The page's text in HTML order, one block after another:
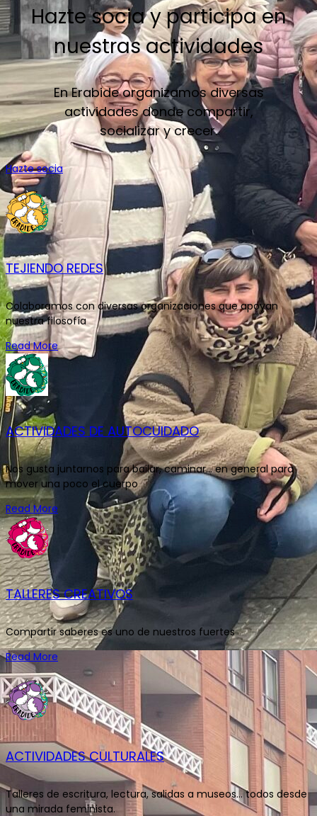
Hazte socia y participa en
nuestras actividades
En Erabide organizamos diversas
actividades donde compartir,
socializar y crecer.
Hazte socia
TEJIENDO REDES
Colaboramos con diversas organizaciones que apoyan
nuestra filosofía
Read More
ACTIVIDADES DE AUTOCUIDADO
Nos gusta juntarnos para bailar, caminar... en general para
mover una poco el cuerpo
Read More
TALLERES CREATIVOS
Compartir saberes es uno de nuestros fuertes
Read More
ACTIVIDADES CULTURALES
Talleres de escritura, lectura, salidas a museos... todos desde
una mirada feminista.